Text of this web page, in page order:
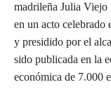
madrileña Julia Viejo
en un acto
y presidido por el
sido publicada en la
económica de 7.000